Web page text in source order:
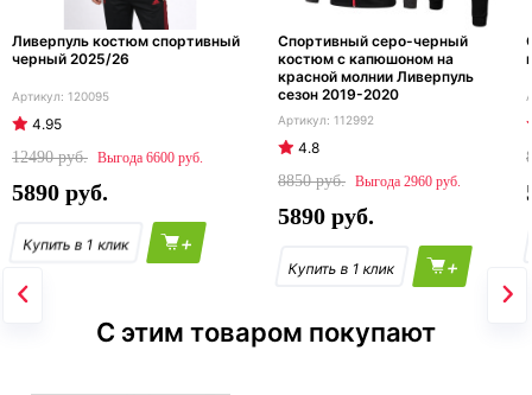
Ливерпуль костюм спортивный
черный 2025/26
120095
4.95
12490
6600
5890
+
Спортивный серо-черный
костюм с капюшоном на
красной молнии Ливерпуль
сезон 2019-2020
112992
4.8
8850
2960
5890
+
С этим товаром покупают